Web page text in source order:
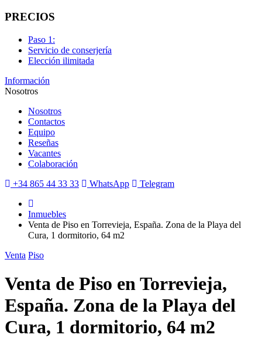
PRECIOS
Paso 1:
Servicio de conserjería
Elección ilimitada
Información
Nosotros
Nosotros
Contactos
Equipo
Reseñas
Vacantes
Colaboración
+34 865 44 33 33
WhatsApp Telegram
Inmuebles
Venta de Piso en Torrevieja, España. Zona de la Playa del
Cura, 1 dormitorio, 64 m2
Venta Piso
Venta de Piso en Torrevieja,
España. Zona de la Playa del
Cura, 1 dormitorio, 64 m2